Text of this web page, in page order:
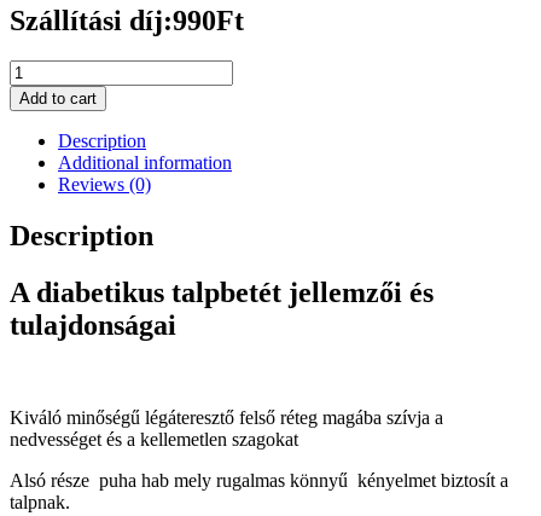
Szállítási díj:990Ft
Diabetikus
talpbetét
quantity
Add to cart
Description
Additional information
Reviews (0)
Description
A diabetikus talpbetét jellemzői és
tulajdonságai
Kiváló minőségű légáteresztő felső réteg magába szívja a
nedvességet és a kellemetlen szagokat
Alsó része puha hab mely rugalmas könnyű kényelmet biztosít a
talpnak.